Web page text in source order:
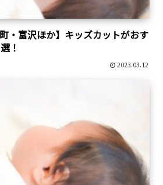
・富沢ほか】キッズカットがおす
！
2023.03.12